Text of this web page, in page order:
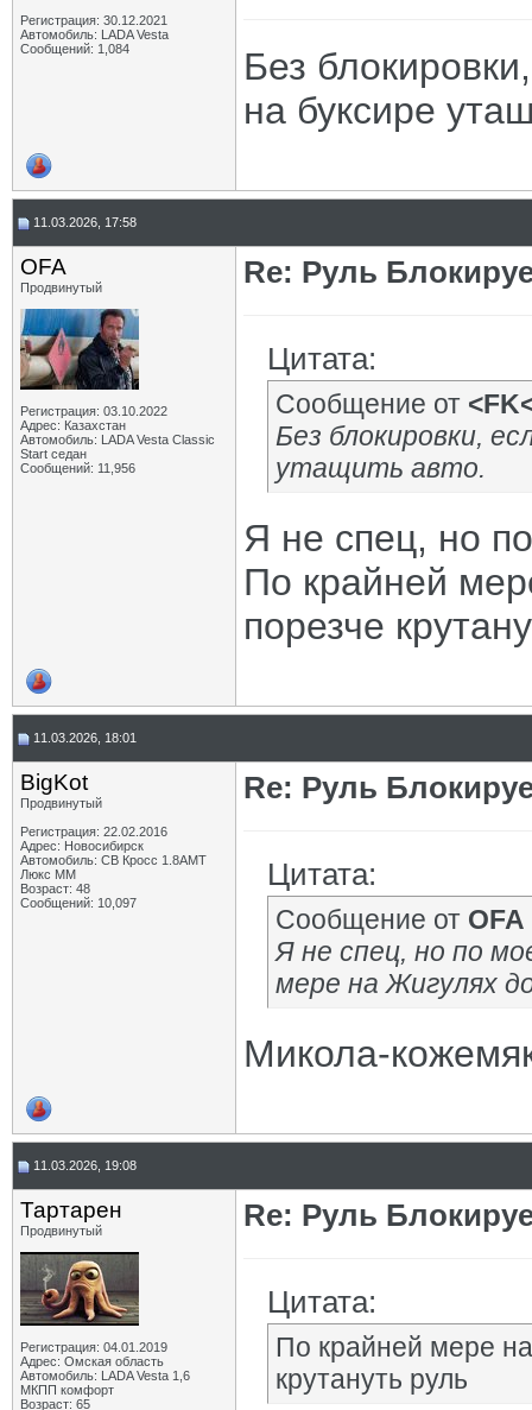
Регистрация: 30.12.2021
Автомобиль: LADA Vesta
Сообщений: 1,084
Без
на буксире
11.03.2026, 17:58
OFA
Продвинутый
Регистрация: 03.10.2022
Адрес: Казахстан
Автомобиль: LADA Vesta Classic
Start седан
Сообщений: 11,956
Re: Руль
Цитата:
Сообщение от
Без блокировки,
утащить авто.
Я не спец, но
По крайней
порезче
11.03.2026, 18:01
BigKot
Продвинутый
Регистрация: 22.02.2016
Адрес: Новосибирск
Автомобиль: СВ Кросс 1.8АМТ
Люкс ММ
Возраст: 48
Сообщений: 10,097
Re: Руль
Цитата:
Сообщение от OFA
Я не спец, но по
мере на Жигулях
Микола-
11.03.2026, 19:08
Тартарен
Продвинутый
Регистрация: 04.01.2019
Адрес: Омская область
Автомобиль: LADA Vesta 1,6
МКПП комфорт
Возраст: 65
Re: Руль
Цитата:
По крайней мере
крутануть руль